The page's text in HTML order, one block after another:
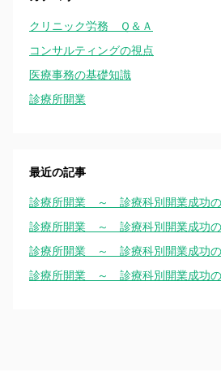
クリニック労務 Ｑ＆Ａ
コンサルティングの視点
医療事務の基礎知識
診療所開業
最近の記事
診療所開業 ～ 診療科別開業成功
診療所開業 ～ 診療科別開業成功
診療所開業 ～ 診療科別開業成功
診療所開業 ～ 診療科別開業成功